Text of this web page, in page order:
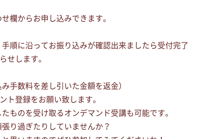
欄からお申し込みできます。
順に沿ってお振り込みが確認出来ましたら受付完了
せします。
手数料を差し引いた金額を返金）
登録をお願い致します。
ものを受け取るオンデマンド受講も可能です。
り過ぎたりしていませんか？